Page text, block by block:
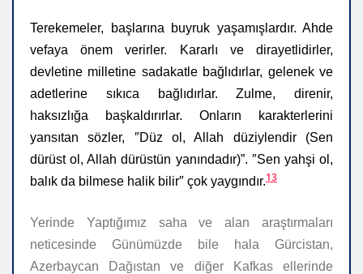
Terekemeler, başlarına buyruk yaşamışlardır. Ahde
vefaya önem verirler. Kararlı ve dirayetlidirler,
devletine milletine sadakatle bağlıdırlar, gelenek ve
adetlerine sıkıca bağlıdırlar. Zulme, direnir,
haksızlığa başkaldırırlar. Onların karakterlerini
yansıtan sözler, ″Düz ol, Allah düziylendir (Sen
dürüst ol, Allah dürüstün yanındadır)”. ″Sen yahşi ol,
balık da bilmese halik bilir″ çok yaygındır.13
Yerinde Yaptığımız saha ve alan araştırmaları
neticesinde Günümüzde bile hala Gürcistan,
Azerbaycan Dağıstan ve diğer Kafkas ellerinde